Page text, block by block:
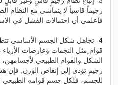
رجيماً قاسياً لا يتماشى مع النظام
فاعلمي أن احتمالات الفشل في
4- تجاهل شكل الجسم الأساسي
قوام ٍمثل النجمات وعارضات الأزياء
الشكل والقوام الطبيعي لأجسامهن،
رجيمٍ تؤدي إلى إنقاص الوزن, فإن
للجسم، فلكل جسمٍ قوامه الطبيعي